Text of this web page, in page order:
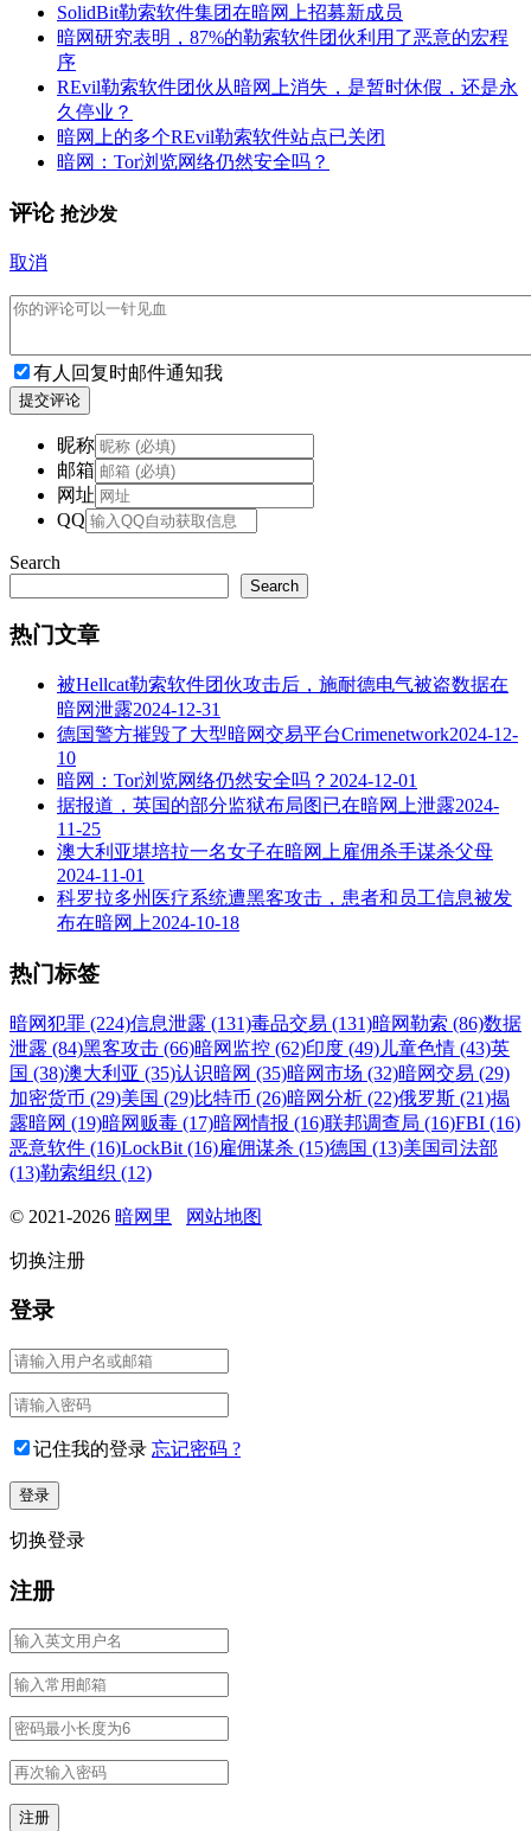
SolidBit勒索软件集团在暗网上招募新成员
暗网研究表明，87%的勒索软件团伙利用了恶意的宏程
序
REvil勒索软件团伙从暗网上消失，是暂时休假，还是永
久停业？
暗网上的多个REvil勒索软件站点已关闭
暗网：Tor浏览网络仍然安全吗？
评论 抢沙发
取消
有人回复时邮件通知我
提交评论
昵称
邮箱
网址
QQ
Search
Search
热门文章
被Hellcat勒索软件团伙攻击后，施耐德电气被盗数据在
暗网泄露2024-12-31
德国警方摧毁了大型暗网交易平台Crimenetwork2024-12-
10
暗网：Tor浏览网络仍然安全吗？ 2024-12-01
据报道，英国的部分监狱布局图已在暗网上泄露2024-
11-25
澳大利亚堪培拉一名女子在暗网上雇佣杀手谋杀父母
2024-11-01
科罗拉多州医疗系统遭黑客攻击，患者和员工信息被发
布在暗网上2024-10-18
热门标签
暗网犯罪 (224)信息泄露 (131)毒品交易 (131)暗网勒索 (86)数据
泄露 (84)黑客攻击 (66)暗网监控 (62)印度 (49) 儿童色情 (43)英
国 (38)澳大利亚 (35)认识暗网 (35)暗网市场 (32)暗网交易 (29)
加密货币 (29)美国 (29)比特币 (26)暗网分析 (22)俄罗斯 (21)揭
露暗网 (19)暗网贩毒 (17)暗网情报 (16)联邦调查局 (16)FBI (16)
恶意软件 (16)LockBit (16)雇佣谋杀 (15)德国 (13)美国司法部
(13)勒索组织 (12)
© 2021-2026 暗网里 网站地图
切换注册
登录
记住我的登录 忘记密码 ?
切换登录
注册